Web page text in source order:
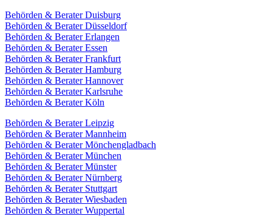
Behörden & Berater Duisburg
Behörden & Berater Düsseldorf
Behörden & Berater Erlangen
Behörden & Berater Essen
Behörden & Berater Frankfurt
Behörden & Berater Hamburg
Behörden & Berater Hannover
Behörden & Berater Karlsruhe
Behörden & Berater Köln
Behörden & Berater Leipzig
Behörden & Berater Mannheim
Behörden & Berater Mönchengladbach
Behörden & Berater München
Behörden & Berater Münster
Behörden & Berater Nürnberg
Behörden & Berater Stuttgart
Behörden & Berater Wiesbaden
Behörden & Berater Wuppertal